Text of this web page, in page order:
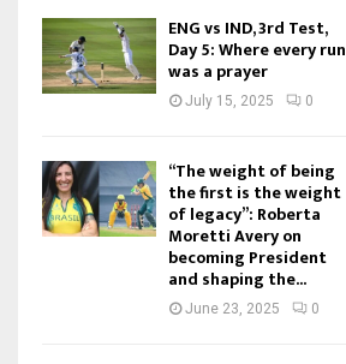
ENG vs IND, 3rd Test,
Day 5: Where every run
was a prayer
July 15, 2025 0
“The weight of being
the first is the weight
of legacy”: Roberta
Moretti Avery on
becoming President
and shaping the...
June 23, 2025 0